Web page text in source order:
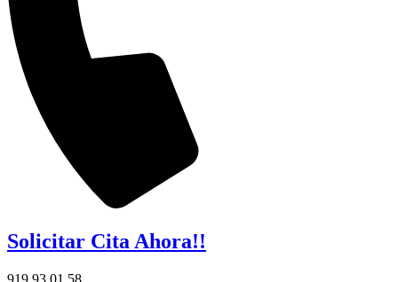
Solicitar Cita Ahora!!
919 93 01 58